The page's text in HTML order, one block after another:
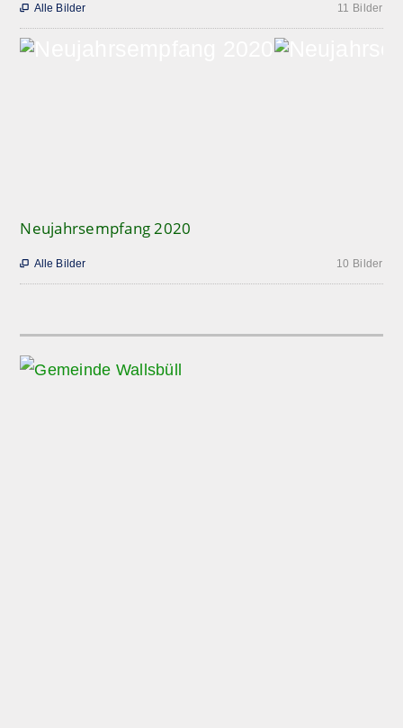
11 Bilder
 Alle Bilder
Neujahrsempfang 2020
10 Bilder
 Alle Bilder